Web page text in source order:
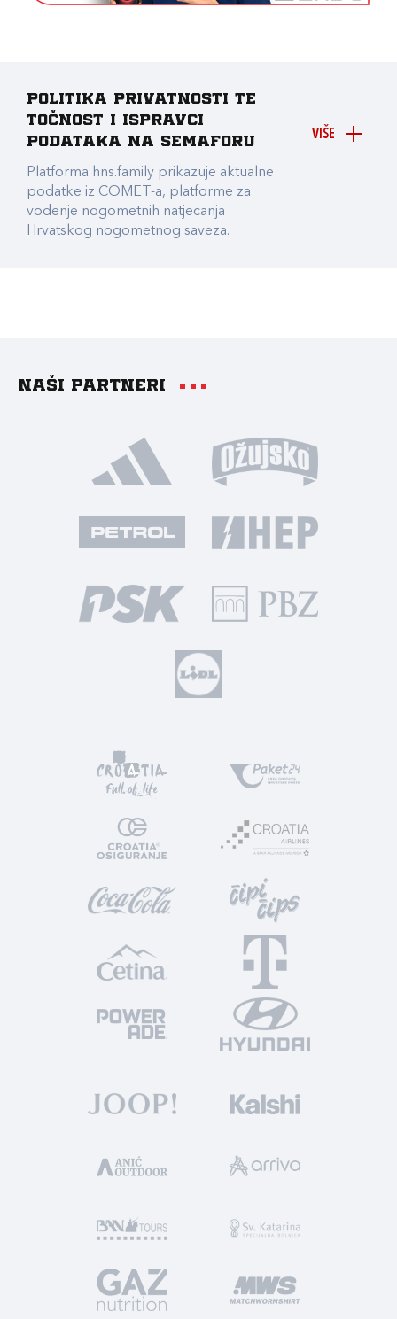
VIŠE
Politika privatnosti te
točnost i ispravci
podataka na Semaforu
Platforma hns.family prikazuje aktualne
podatke iz COMET-a, platforme za
vođenje nogometnih natjecanja
Hrvatskog nogometnog saveza.
Naši partneri